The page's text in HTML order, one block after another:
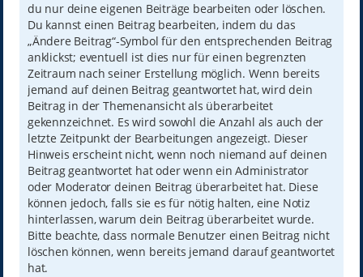
du nur deine eigenen Beiträge bearbeiten oder löschen.
Du kannst einen Beitrag bearbeiten, indem du das
„Ändere Beitrag“-Symbol für den entsprechenden Beitrag
anklickst; eventuell ist dies nur für einen begrenzten
Zeitraum nach seiner Erstellung möglich. Wenn bereits
jemand auf deinen Beitrag geantwortet hat, wird dein
Beitrag in der Themenansicht als überarbeitet
gekennzeichnet. Es wird sowohl die Anzahl als auch der
letzte Zeitpunkt der Bearbeitungen angezeigt. Dieser
Hinweis erscheint nicht, wenn noch niemand auf deinen
Beitrag geantwortet hat oder wenn ein Administrator
oder Moderator deinen Beitrag überarbeitet hat. Diese
können jedoch, falls sie es für nötig halten, eine Notiz
hinterlassen, warum dein Beitrag überarbeitet wurde.
Bitte beachte, dass normale Benutzer einen Beitrag nicht
löschen können, wenn bereits jemand darauf geantwortet
hat.